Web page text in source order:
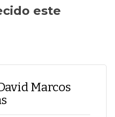
este
Marcos